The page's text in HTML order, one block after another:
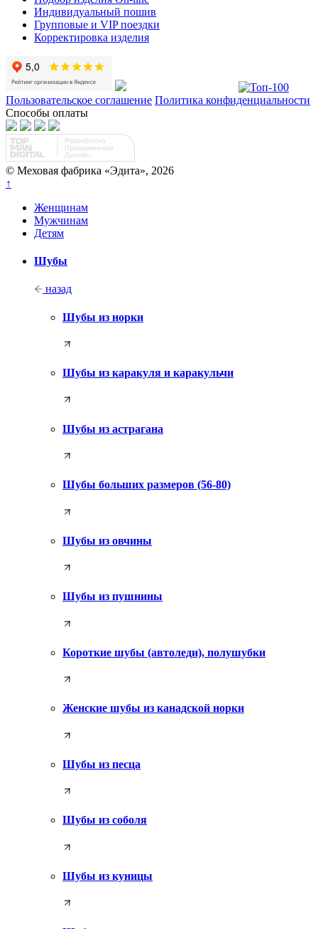
Индивидуальный пошив
Групповые и VIP поездки
Корректировка изделия
Пользовательское соглашение Политика конфиденциальности
Способы оплаты
© Меховая фабрика «Эдита», 2026
↑
Женщинам
Мужчинам
Детям
Шубы
назад
Шубы из норки
Шубы из каракуля и каракульчи
Шубы из астрагана
Шубы больших размеров (56-80)
Шубы из овчины
Шубы из пушнины
Короткие шубы (автоледи), полушубки
Женские шубы из канадской норки
Шубы из песца
Шубы из соболя
Шубы из куницы